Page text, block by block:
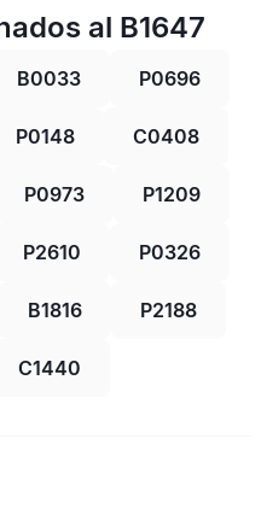
al B1647
B0033 P0696
P0148 C0408
P0973 P1209
P2610 P0326
B1816 P2188
C1440